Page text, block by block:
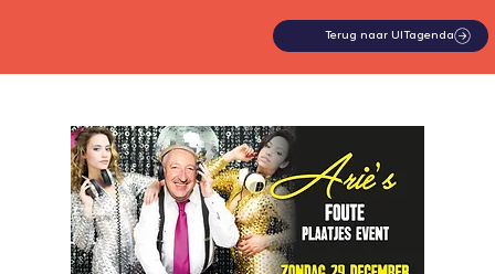
Terug naar UITagenda